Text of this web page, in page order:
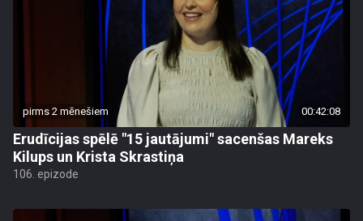
pirms 2 mēnešiem 00:42:08
Erudīcijas spēlē "15 jautājumi" sacenšas Mareks
Kilups un Krista Skrastiņa
106. epizode